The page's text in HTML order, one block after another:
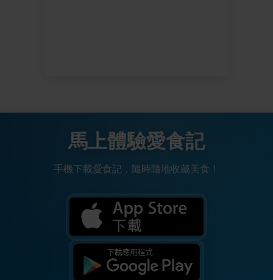
馬上體驗愛食記
手機下載愛食記，隨時隨地收藏美食！